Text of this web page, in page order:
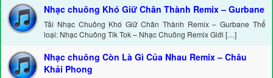
Nhạc chuông Khó Giữ Chân Thành Remix – Gurbane
Tải Nhạc Chuông Khó Giữ Chân Thành Remix – Gurbane Thể
loại: Nhạc Chuông Tik Tok – Nhạc Chuông Remix Giới […]
Nhạc chuông Còn Là Gì Của Nhau Remix – Châu
Khải Phong